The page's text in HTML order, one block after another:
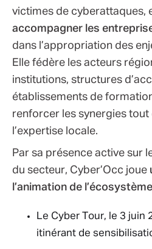
victimes de cyberattaques,
accompagner les
dans l’appropriation des
Elle fédère les acteurs
institutions, structures
établissements de
renforcer les synergies tout
l’expertise locale.
Par sa présence active sur
du secteur, Cyber’Occ joue
l’animation de l’écosystème
Le Cyber Tour, le 3 juin
itinérant de